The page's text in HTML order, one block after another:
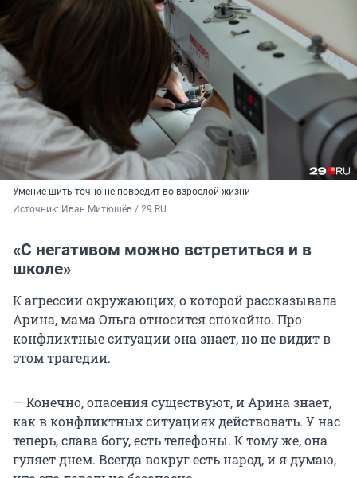
Умение шить точно не повредит во взрослой жизни
Источник: Иван Митюшёв / 29.RU
«С негативом можно встретиться и в
школе»
К агрессии окружающих, о которой рассказывала
Арина, мама Ольга относится спокойно. Про
конфликтные ситуации она знает, но не видит в
этом трагедии.
— Конечно, опасения существуют, и Арина знает,
как в конфликтных ситуациях действовать. У нас
теперь, слава богу, есть телефоны. К тому же, она
гуляет днем. Всегда вокруг есть народ, и я думаю,